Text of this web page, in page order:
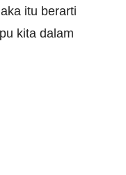
itu berarti
kita dalam